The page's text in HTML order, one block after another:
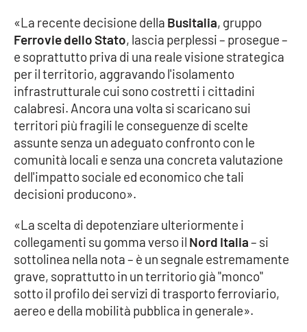
Economia e Lavoro
Politica
Sanità
Società
Sport
RUBRICHE
Good Morning Vietnam
Parchi Marini Calabria
Leggendo Alvaro insieme
«La recente decisione della Busitalia, gruppo
Ferrovie dello Stato, lascia perplessi – prosegue –
e soprattutto priva di una reale visione strategica
per il territorio, aggravando l'isolamento
infrastrutturale cui sono costretti i cittadini
calabresi. Ancora una volta si scaricano sui
territori più fragili le conseguenze di scelte
assunte senza un adeguato confronto con le
comunità locali e senza una concreta valutazione
dell'impatto sociale ed economico che tali
decisioni producono».
«La scelta di depotenziare ulteriormente i
collegamenti su gomma verso il Nord Italia– si
sottolinea nella nota – è un segnale estremamente
grave, soprattutto in un territorio già "monco"
sotto il profilo dei servizi di trasporto ferroviario,
aereo e della mobilità pubblica in generale».